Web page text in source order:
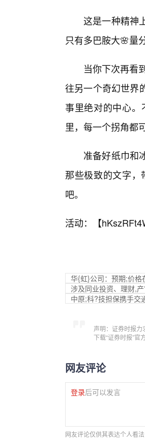
这是一种精神
只有多巴胺大🌸量
当你下次再看
往另一个奇幻世界
事里绝对的中心
里，每一个拐角都
准备好纸巾和
那些极致的文字
吧。
活动：【
华{虹}公司：预期;价
涉及同业投资、理财,
中原;科?技担保携手交
声明：证券时报
下载“证券时报”
网友评论
登录后可以发言
网友评论仅供其表达个人看